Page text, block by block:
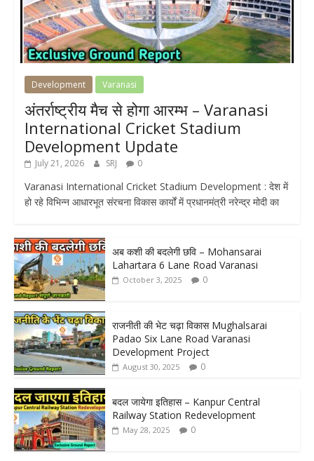
Development Varanasi
अंतर्राष्ट्रीय मैच से होगा आरम्भ – Varanasi
International Cricket Stadium
Development Update
July 21, 2026 SRJ 0
Varanasi International Cricket Stadium Development : देश में
हो रहे विभिन्न आधारभूत संरचना विकास कार्यों में प्रधानमंत्री नरेन्द्र मोदी का
अब कशी की बदलेगी छवि – Mohansarai
Lahartara 6 Lane Road Varanasi
October 3, 2025 0
राजनीती की भेट चढ़ा विकास Mughalsarai
Padao Six Lane Road Varanasi
Development Project
August 30, 2025 0
बदल जायेगा इतिहास – Kanpur Central
Railway Station Redevelopment
May 28, 2025 0